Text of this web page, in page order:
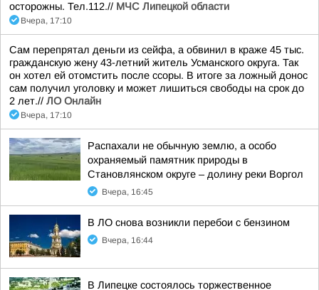
осторожны. Тел.112.// МЧС Липецкой области
Вчера, 17:10
Сам перепрятал деньги из сейфа, а обвинил в краже 45 тыс.
гражданскую жену 43-летний житель Усманского округа. Так
он хотел ей отомстить после ссоры. В итоге за ложный донос
сам получил уголовку и может лишиться свободы на срок до
2 лет.// ЛО Онлайн
Вчера, 17:10
Распахали не обычную землю, а особо
охраняемый памятник природы в
Становлянском округе – долину реки Воргол
Вчера, 16:45
В ЛО снова возникли перебои с бензином
Вчера, 16:44
В Липецке состоялось торжественное